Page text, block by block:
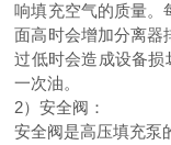
响填充空气的质量。
面高时会增加分离器
过低时会造成设备损
一次油。
2）安全阀：
安全阀是高压填充泵